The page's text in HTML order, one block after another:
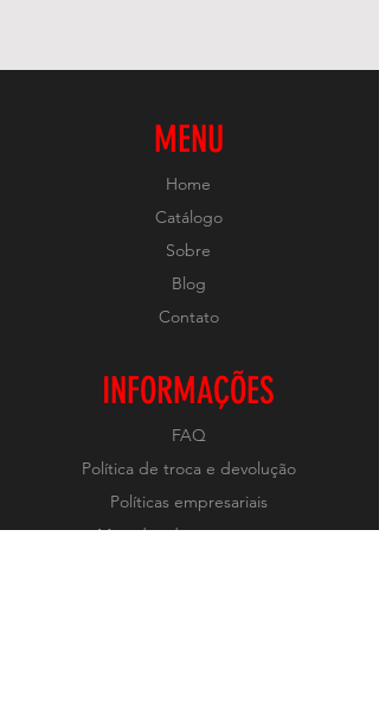
MENU
Home
Catálogo
Sobre
Blog
Contato
INFORMAÇÕES
FAQ
Política de troca e devolução
Políticas empresariais
Métodos de pagamento